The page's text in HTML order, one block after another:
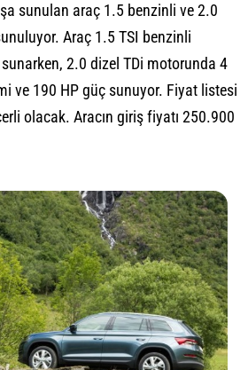
sunulan araç 1.5 benzinli ve 2.0
Araç 1.5 TSI benzinli
2.0 dizel TDi motorunda 4
ve 190 HP güç sunuyor. Fiyat listesi
olacak. Aracın giriş fiyatı 250.900